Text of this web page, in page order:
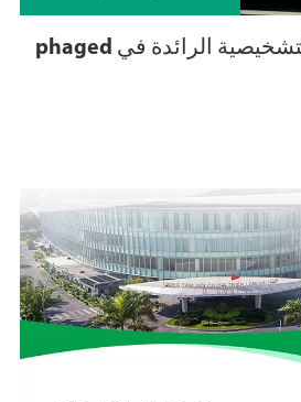
تبرز حلول هوتجن التشخيصية الرائدة في phaged